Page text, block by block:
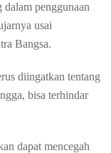
penggunaan
usai
Bangsa.
diingatkan tentang
bisa terhindar
dapat mencegah